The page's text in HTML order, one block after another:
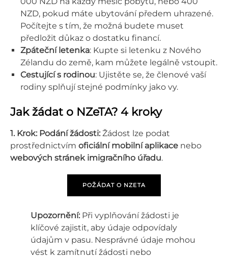
NZD, pokud máte ubytování předem uhrazené.
Počítejte s tím, že možná budete muset
předložit důkaz o dostatku financí.
Zpáteční letenka: Kupte si letenku z Nového
Zélandu do země, kam můžete legálně vstoupit.
Cestující s rodinou: Ujistěte se, že členové vaší
rodiny splňují stejné podmínky jako vy.
Jak žádat o NZeTA? 4 kroky
1. Krok: Podání žádosti: Žádost lze podat
prostřednictvím oficiální mobilní aplikace nebo
webových stránek imigračního úřadu.
POŽÁDAT O NZETA
Upozornění: Při vyplňování žádosti je
klíčové zajistit, aby údaje odpovídaly
údajům v pasu. Nesprávné údaje mohou
vést k zamítnutí žádosti nebo